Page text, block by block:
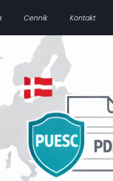
Cennik Kontakt